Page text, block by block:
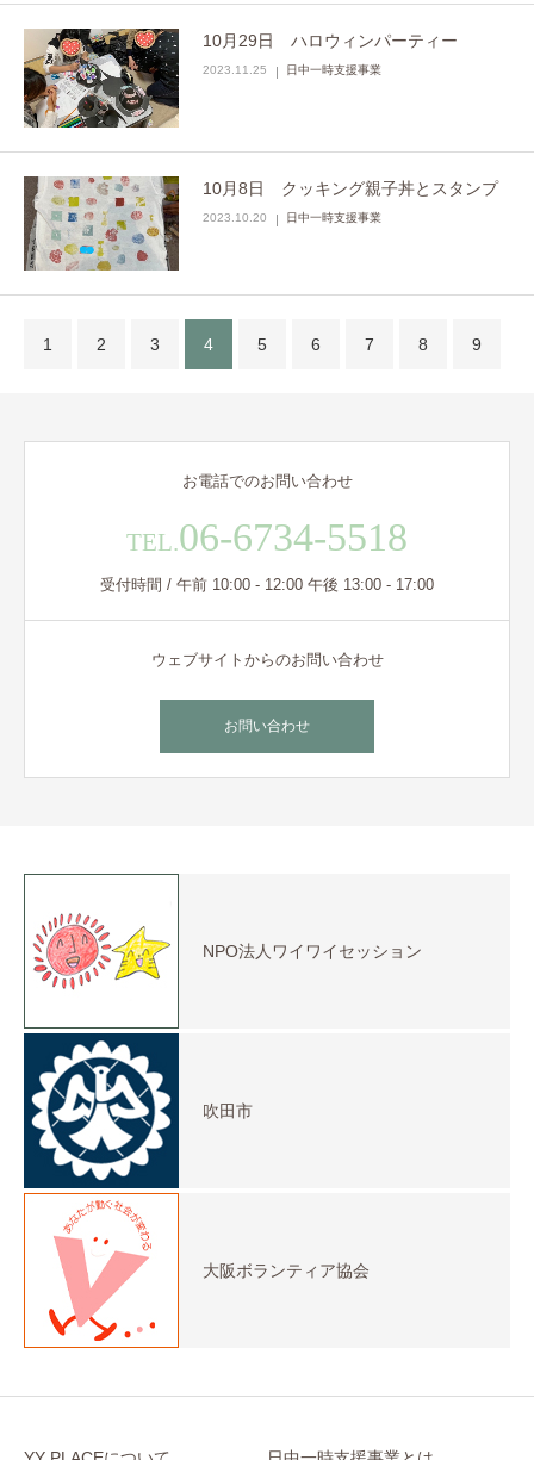
10月29日 ハロウィンパーティー
2023.11.25 日中一時支援事業
10月8日 クッキング親子丼とスタンプ
2023.10.20 日中一時支援事業
1 2 3 4 5 6 7 8 9
お電話でのお問い合わせ
TEL.06-6734-5518
受付時間 / 午前 10:00 - 12:00 午後 13:00 - 17:00
ウェブサイトからのお問い合わせ
お問い合わせ
NPO法人ワイワイセッション
吹田市
大阪ボランティア協会